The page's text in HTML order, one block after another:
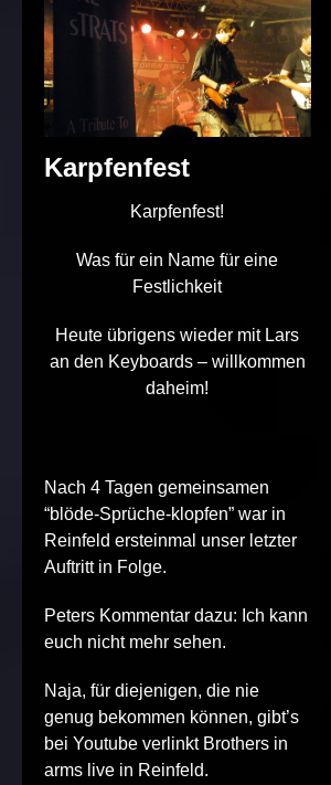
Karpfenfest
Karpfenfest!
Was für ein Name für eine
Festlichkeit
Heute übrigens wieder mit Lars
an den Keyboards – willkommen
daheim!
Nach 4 Tagen gemeinsamen
“blöde-Sprüche-klopfen” war in
Reinfeld ersteinmal unser letzter
Auftritt in Folge.
Peters Kommentar dazu: Ich kann
euch nicht mehr sehen.
Naja, für diejenigen, die nie
genug bekommen können, gibt’s
bei Youtube verlinkt Brothers in
arms live in Reinfeld.